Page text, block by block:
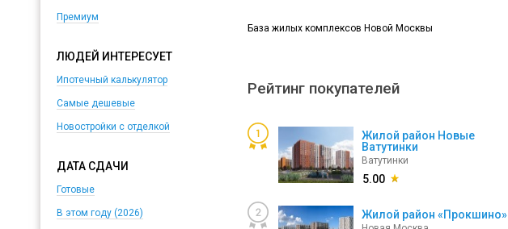
Премиум
ЛЮДЕЙ ИНТЕРЕСУЕТ
Ипотечный калькулятор
Самые дешевые
Новостройки с отделкой
ДАТА СДАЧИ
Готовые
В этом году (2026)
База жилых комплексов Новой Москвы
Рейтинг покупателей
Жилой район Новые
Ватутинки
Ватутинки
5.00
Жилой район «Прокшино»